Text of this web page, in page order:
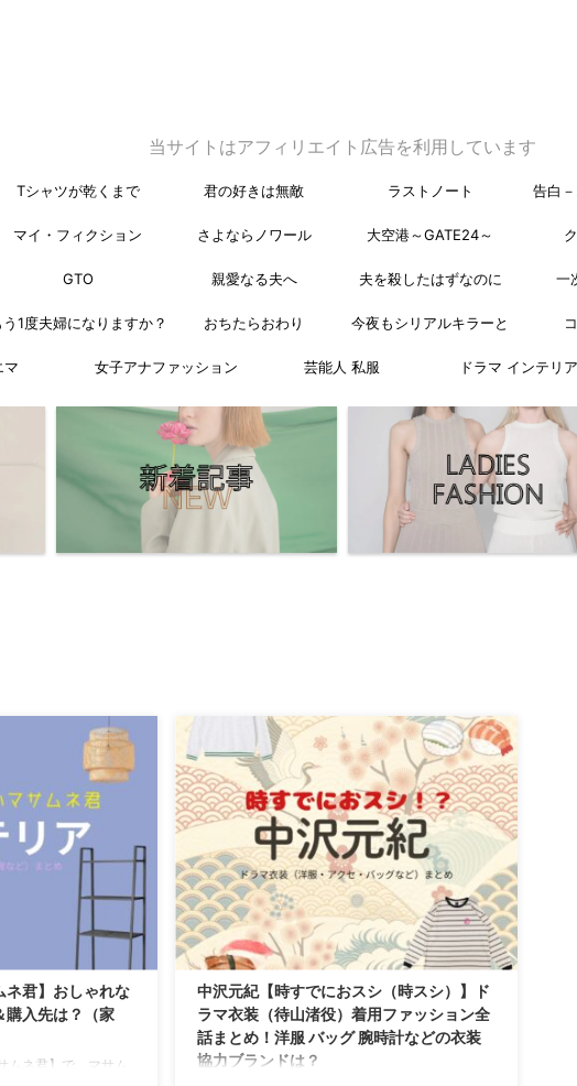
当サイトはアフィリエイト広告を利用しています
Tシャツが乾くまで 君の好きは無敵 ラストノート 告白
マイ・フィクション さよならノワール 大空港～GATE24～
GTO 親愛なる夫へ 夫を殺したはずなのに 一
う1度夫婦になりますか？ おちたらおわり 今夜もシリアルキラーと
マ 女子アナファッション 芸能人 私服 ドラマ インテリア
ネ君】おしゃれな
購入先は？（家
ムネ君】で、マサム
中沢元紀【時すでにおスシ（時スシ）】ド
ラマ衣装（待山渚役）着用ファッション全
話まとめ！洋服 バッグ 腕時計などの衣装
協力ブランドは？